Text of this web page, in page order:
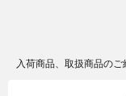
入荷商品、取扱商品のご